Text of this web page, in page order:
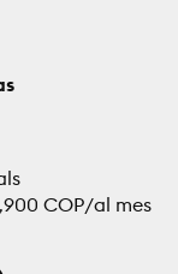
COP/al mes